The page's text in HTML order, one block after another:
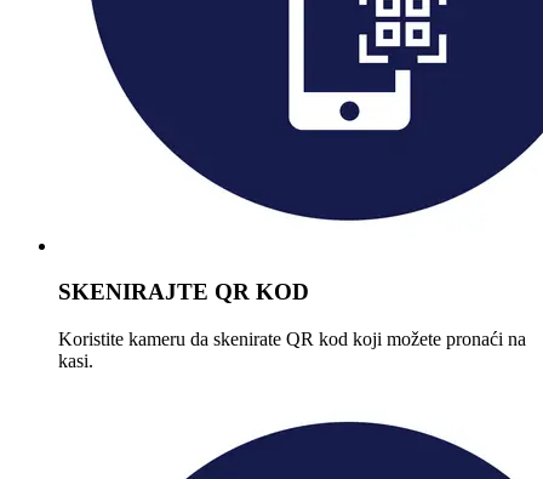
SKENIRAJTE QR KOD
Koristite kameru da skenirate QR kod koji možete pronaći na
kasi.